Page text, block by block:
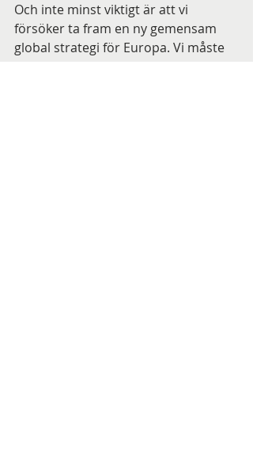
Och inte minst viktigt är att vi
försöker ta fram en ny gemensam
global strategi för Europa. Vi måste